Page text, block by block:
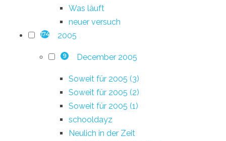
Was läuft
neuer versuch
174 2005
9 December 2005
Soweit für 2005 (3)
Soweit für 2005 (2)
Soweit für 2005 (1)
schooldayz
Neulich in der Zeit